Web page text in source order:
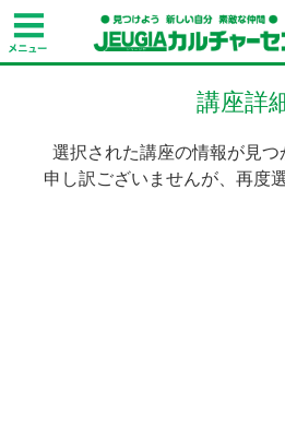
講座詳
選択された講座の情報が見つ
申し訳ございませんが、再度